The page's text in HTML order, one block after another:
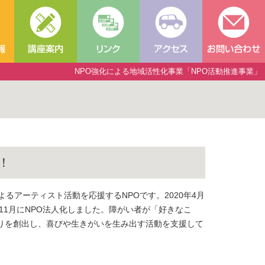
NPO強化による地域活性化事業「NPO活動推進事業」
るアーティスト活動を応援するNPOです。2020年4月
月にNPO法人化しました。障がい者が「好きなこ
創出し、喜びや生きがいを生み出す活動を支援して